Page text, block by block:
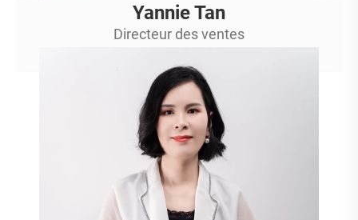
Yannie Tan
Directeur des ventes